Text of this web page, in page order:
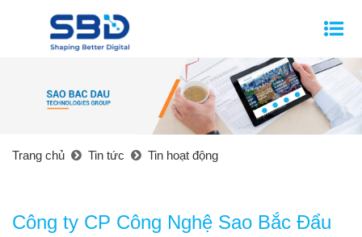
Trang chủ Tin tức Tin hoạt động
Công ty CP Công Nghệ Sao Bắc Đẩu